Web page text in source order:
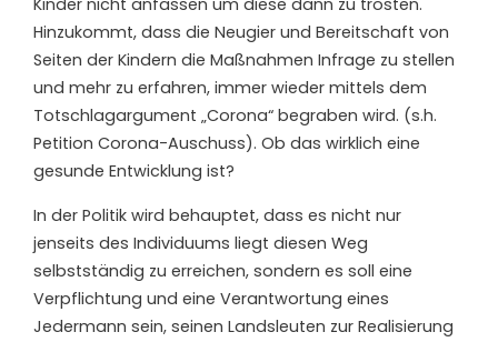
Kinder nicht anfassen um diese dann zu trösten.
Hinzukommt, dass die Neugier und Bereitschaft von
Seiten der Kindern die Maßnahmen Infrage zu stellen
und mehr zu erfahren, immer wieder mittels dem
Totschlagargument „Corona“ begraben wird. (s.h.
Petition Corona-Auschuss). Ob das wirklich eine
gesunde Entwicklung ist?
In der Politik wird behauptet, dass es nicht nur
jenseits des Individuums liegt diesen Weg
selbstständig zu erreichen, sondern es soll eine
Verpflichtung und eine Verantwortung eines
Jedermann sein, seinen Landsleuten zur Realisierung